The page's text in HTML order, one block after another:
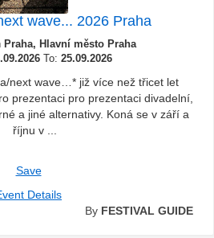
wave... 2026 Praha
Praha, Hlavní město Praha
To: 25.09.2026
next wave…* již více než třicet let
prezentaci pro prezentaci divadelní,
a jiné alternativy. Koná se v září a
říjnu v ...
Save
Details
By FESTIVAL GUIDE